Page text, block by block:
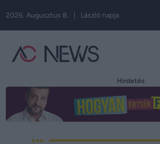
2026. Augusztus 8. | László napja
Hirdetés